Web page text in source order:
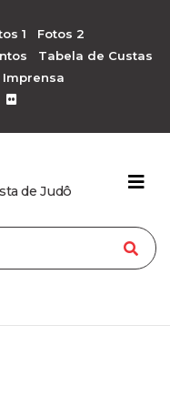
1
Fotos 2
Tabela de Custas
de Judô